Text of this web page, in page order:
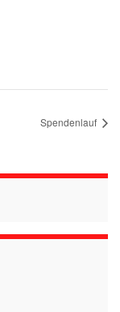
Spendenlauf